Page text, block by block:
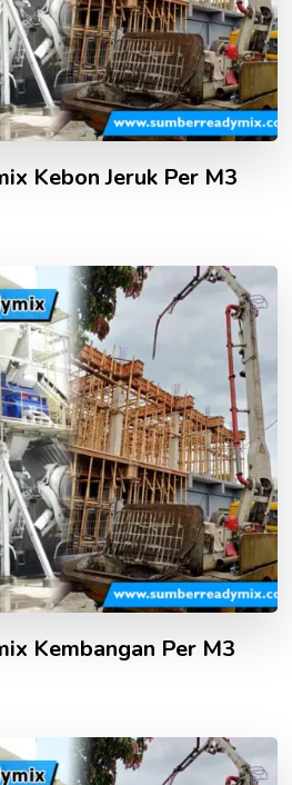
Kebon Jeruk Per M3
Kembangan Per M3